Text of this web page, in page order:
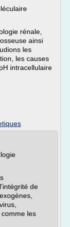
rénale,
ainsi
les
les causes
intracellulaire
de
les